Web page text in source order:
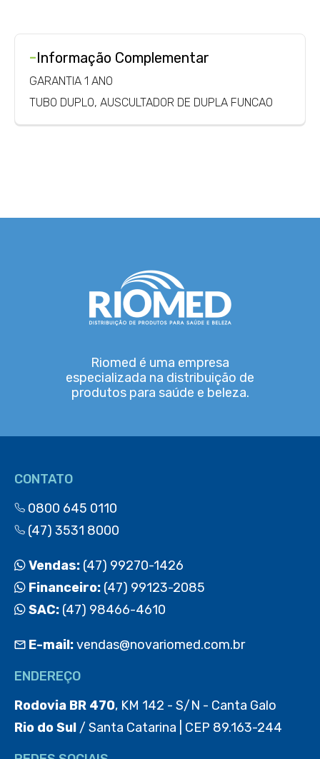
-Informação Complementar
GARANTIA 1 ANO
TUBO DUPLO, AUSCULTADOR DE DUPLA FUNCAO
Riomed é uma empresa
especializada na distribuição de
produtos para saúde e beleza.
CONTATO
0800 645 0110
(47) 3531 8000
Vendas: (47) 99270-1426
Financeiro: (47) 99123-2085
SAC: (47) 98466-4610
E-mail:vendas@novariomed.com.br
ENDEREÇO
Rodovia BR 470, KM 142 - S/N - Canta Galo
Rio do Sul / Santa Catarina | CEP 89.163-244